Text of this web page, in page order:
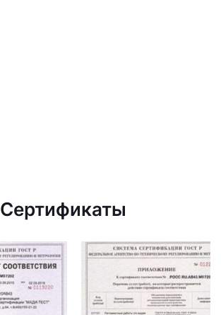
Сертификаты